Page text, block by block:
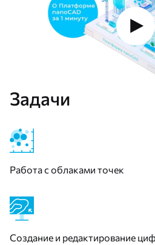
Задачи
Работа с облаками точек
Создание и редактирование